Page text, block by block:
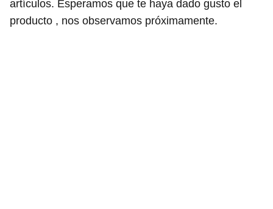
artículos. Esperamos que te haya dado gusto el
producto , nos observamos próximamente.